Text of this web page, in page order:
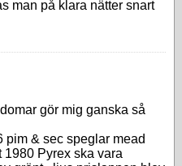
man på klara nätter snart
gör mig ganska så
pim & sec speglar mead
1980 Pyrex ska vara